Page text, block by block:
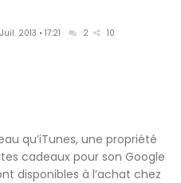
2013 • 17:21 2 10
qu’iTunes, une propriété
cadeaux pour son Google
disponibles à l’achat chez